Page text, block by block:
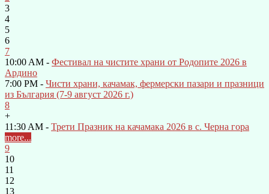
3
4
5
6
7
10:00 AM - Фестивал на чистите храни от Родопите 2026 в
Ардино
7:00 PM - Чисти храни, качамак, фермерски пазари и празници
из България (7-9 август 2026 г.)
8
+
11:30 AM - Трети Празник на качамака 2026 в с. Черна гора
more...
9
10
11
12
13